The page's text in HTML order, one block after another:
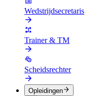
Wedstrijdsecretaris
Trainer & TM
Scheidsrechter
Opleidingen